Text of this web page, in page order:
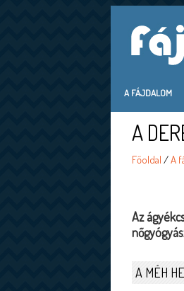
A FÁJDALOM
A
Főoldal /A
Az
A MÉH